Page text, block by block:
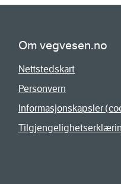
Om vegvesen.no
Nettstedskart
Personvern
Informasjonskapsler